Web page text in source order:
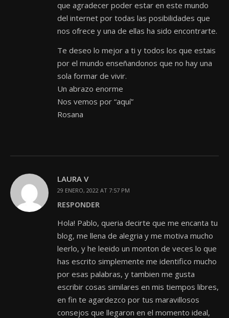
que agradecer poder estar en este mundo
del internet por todas las posibilidades que
nos ofrece y una de ellas ha sido encontrarte.
Te deseo lo mejor a ti y todos los que estais
por el mundo enseñandonos que no hay una
sola formar de vivir.
Un abrazo enorme
Nos vemos por “aquí”
Rosana
LAURA V
29 ENERO, 2022 AT 7:57 PM
RESPONDER
Hola! Pablo, queria decirte que me encanta tu
blog, me llena de alegria y me motiva mucho
leerlo, y he leeido un monton de veces lo que
has escrito simplemente me identifico mucho
por esas palabras, y tambien me gusta
escribir cosas similares en mis tiempos libres,
en fin te agardezco por tus maravillosos
consejos que llegaron en el momento ideal,